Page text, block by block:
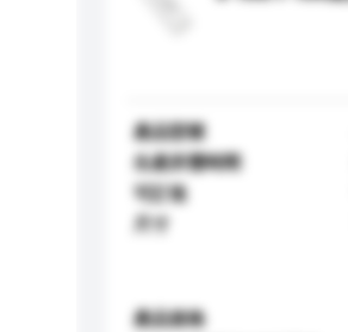
產品型號
生產所需時間
可訂造
產品規格